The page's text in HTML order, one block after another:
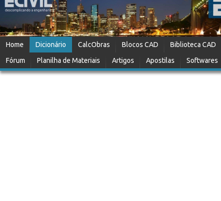
Home Dicionário CalcObras Blocos CAD
Biblioteca CAD
Fórum
Planilha de Materiais Artigos Apostilas Softwares